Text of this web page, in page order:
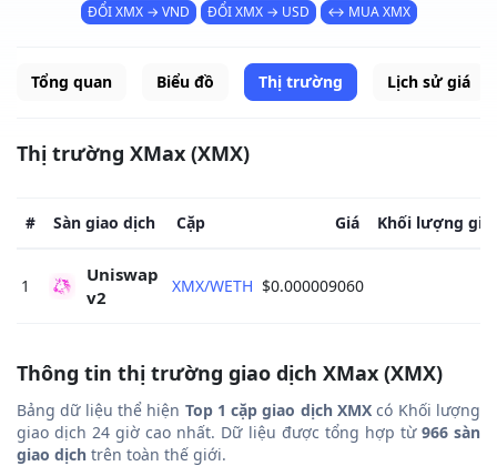
ĐỔI XMX → VND ĐỔI XMX → USD ↔ MUA XMX
Tổng quan Biểu đồ Thị trường Lịch sử giá
Thị trường XMax (XMX)
# Sàn giao dịch Cặp Giá Khối lượng
1
Uniswap
v2
XMX/WETH $0.000009060
Thông tin thị trường giao dịch XMax (XMX)
Bảng dữ liệu thể hiện Top 1 cặp giao dịch XMX có Khối lượng
giao dịch 24 giờ cao nhất. Dữ liệu được tổng hợp từ 966 sàn
giao dịch trên toàn thế giới.